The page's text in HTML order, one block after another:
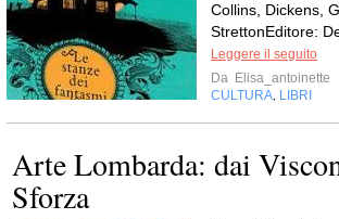
Collins, Dickens,
StrettonEditore:
Leggere il seguito
Da Elisa_antoinette
CULTURA, LIBRI
Arte Lombarda: dai
Sforza